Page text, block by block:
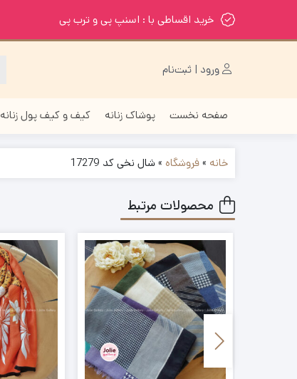
خرید اقساطی با : اسنپ پی و ترب پی
ورود | ثبت‌نام
صفحه نخست پوشاک زنانه کیف و کیف پول زنانه
خانه »فروشگاه »شال نخی کد 17279
محصولات مرتبط